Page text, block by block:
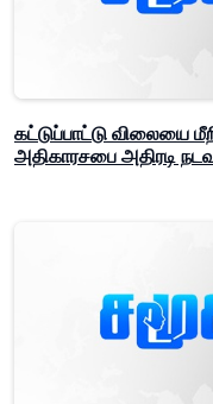
கட்டுப்பாட்டு விலையை
அதிகாரசபை அதிரடி